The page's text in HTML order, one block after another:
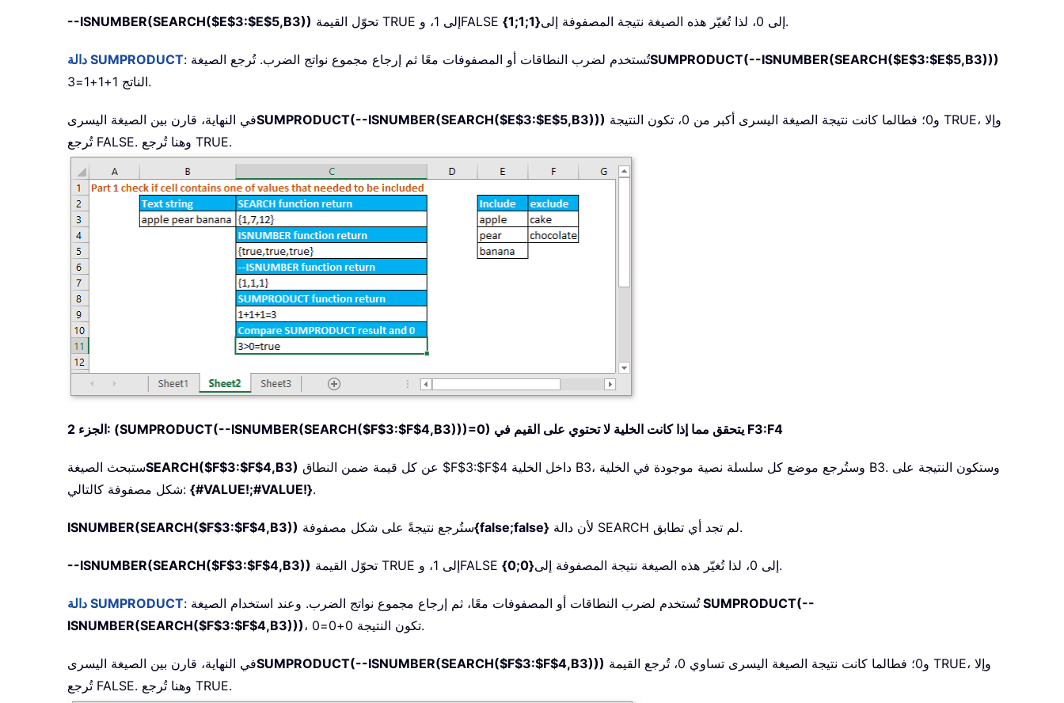
--ISNUMBER(SEARCH($E$3:$E$5,B3)) تحوّل القيمة TRUE إلى 1، وFALSE إلى 0، لذا تُغيّر هذه الصيغة نتيجة المصفوفة إلى {1;1;1} .
دالة SUMPRODUCT : تُستخدم لضرب النطاقات أو المصفوفات معًا ثم إرجاع مجموع نواتج الضرب. تُرجع الصيغةSUMPRODUCT(--ISNUMBER(SEARCH($E$3:$E$5,B3)))
الناتج 1+1+1=3.
في النهاية، قارن بين الصيغة اليسرىSUMPRODUCT(--ISNUMBER(SEARCH($E$3:$E$5,B3)))
تُرجع FALSE. وهنا تُرجع TRUE.
الجزء 2: (SUMPRODUCT(--ISNUMBER(SEARCH($F$3:$F$4,B3)))=0) يتحقق مما إذا كانت الخلية لا تحتوي على القيم في F3:F4
ستبحث الصيغةSEARCH($F$3:$F$4,B3)
شكل مصفوفة كالتالي: {#VALUE!;#VALUE!}.
ISNUMBER(SEARCH($F$3:$F$4,B3)) ستُرجع نتيجةً على شكل مصفوفة{false;false} لأن دالة SEARCH لم تجد أي تطابق.
--ISNUMBER(SEARCH($F$3:$F$4,B3)) تحوّل القيمة TRUE إلى 1، وFALSE إلى 0، لذا تُغيّر هذه الصيغة نتيجة المصفوفة إلى {0;0} .
دالة SUMPRODUCT : تُستخدم لضرب النطاقات أو المصفوفات معًا، ثم إرجاع مجموع نواتج الضرب. وعند استخدام الصيغةSUMPRODUCT(--
ISNUMBER(SEARCH($F$3:$F$4,B3)))
، تكون النتيجة 0+0=0.
في النهاية، قارن بين الصيغة اليسرىSUMPRODUCT(--ISNUMBER(SEARCH($F$3:$F$4,B3)))
تُرجع FALSE. وهنا تُرجع TRUE.